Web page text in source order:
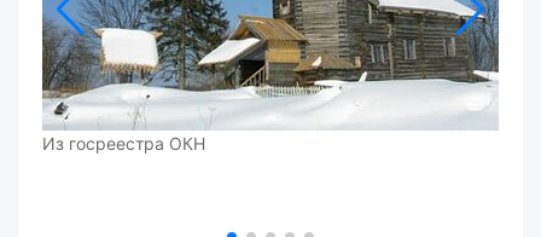
Из госреестра ОКН